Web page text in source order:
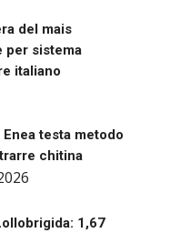
del mais
per sistema
italiano
testa metodo
chitina
1,67